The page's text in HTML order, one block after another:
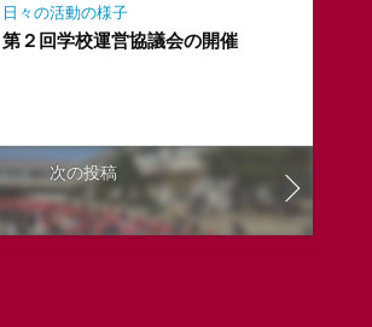
日々の活動の様子
第２回学校運営協議会の開催
次の投稿